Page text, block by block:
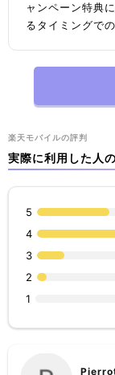
ャンペーン特典
るタイミングで
楽天モバイルの評判
実際に利用した人
5
4
3
2
1